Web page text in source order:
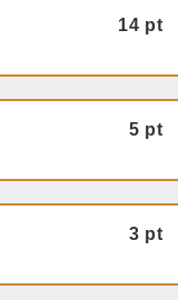
14 pt
5 pt
3 pt